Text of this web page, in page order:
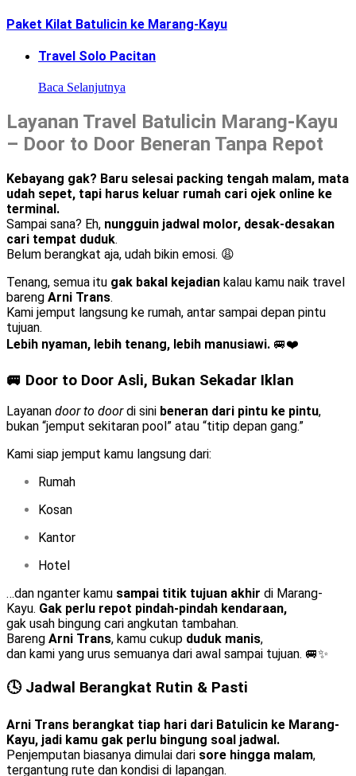
Paket Kilat Batulicin ke Marang-Kayu
Travel Solo Pacitan
Baca Selanjutnya
Layanan Travel Batulicin Marang-Kayu
– Door to Door Beneran Tanpa Repot
Kebayang gak? Baru selesai packing tengah malam, mata
udah sepet, tapi harus keluar rumah cari ojek online ke
terminal.
Sampai sana? Eh, nungguin jadwal molor, desak-desakan
cari tempat duduk.
Belum berangkat aja, udah bikin emosi. 😩
Tenang, semua itu gak bakal kejadian kalau kamu naik travel
bareng Arni Trans.
Kami jemput langsung ke rumah, antar sampai depan pintu
tujuan.
Lebih nyaman, lebih tenang, lebih manusiawi. 🚐❤️
🚐 Door to Door Asli, Bukan Sekadar Iklan
Layanan door to doordi sini beneran dari pintu ke pintu,
bukan “jemput sekitaran pool” atau “titip depan gang.”
Kami siap jemput kamu langsung dari:
Rumah
Kosan
Kantor
Hotel
…dan nganter kamu sampai titik tujuan akhir di Marang-
Kayu. Gak perlu repot pindah-pindah kendaraan,
gak usah bingung cari angkutan tambahan.
Bareng Arni Trans, kamu cukup duduk manis,
dan kami yang urus semuanya dari awal sampai tujuan. 🚐✨
🕓 Jadwal Berangkat Rutin & Pasti
Arni Trans berangkat tiap hari dari Batulicin ke Marang-
Kayu, jadi kamu gak perlu bingung soal jadwal.
Penjemputan biasanya dimulai dari sore hingga malam,
tergantung rute dan kondisi di lapangan.